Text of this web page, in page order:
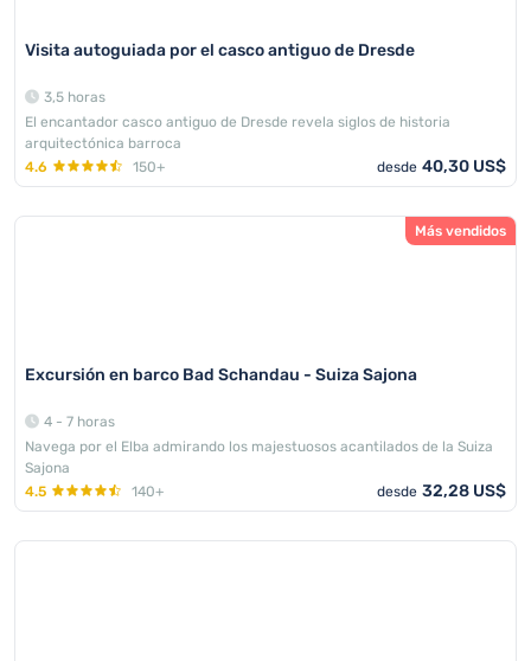
Visita autoguiada por el casco antiguo de Dresde
3,5 horas
El encantador casco antiguo de Dresde revela siglos de historia
arquitectónica barroca
4.6
150+ desde 40,30 US$
Más vendidos
Excursión en barco Bad Schandau - Suiza Sajona
4 - 7 horas
Navega por el Elba admirando los majestuosos acantilados de la Suiza
Sajona
4.5
140+ desde 32,28 US$